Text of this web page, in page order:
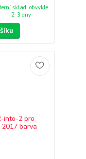
sklad, obvykle
2-3 dny